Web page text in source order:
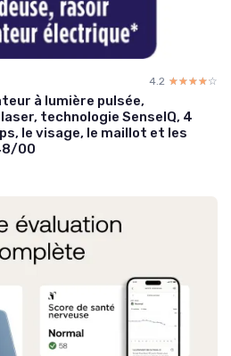
4.2 ☆☆☆☆☆
★★★★★
à lumière pulsée,
technologie SenseIQ, 4
le visage, le maillot et les
00